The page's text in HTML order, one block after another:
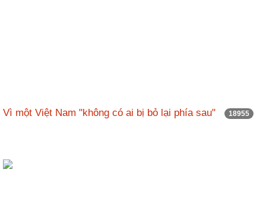
Vì một Việt Nam "không có ai bị bỏ lại phía sau" 18955